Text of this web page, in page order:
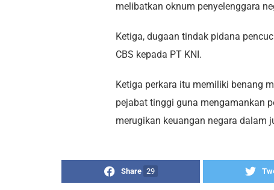
melibatkan oknum penyelenggara
Ketiga, dugaan tindak pidana
CBS kepada PT KNI.
Ketiga perkara itu memiliki benang
pejabat tinggi guna mengamankan
merugikan keuangan negara dalam
Share 29